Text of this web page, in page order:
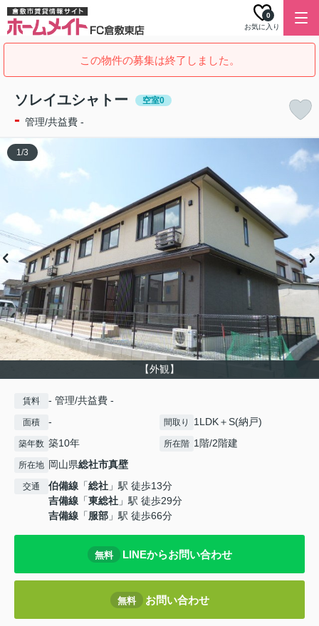
お気に入り
0
この物件の募集は終了しました。
ソレイユシャトー 空室0
- 管理/共益費 -
【外観】
1/3
賃料 - 管理/共益費 -
面積 - 間取り 1LDK＋S(納戸)
築年数 築10年 所在階 1階/2階建
所在地 岡山県総社市真壁
交通 伯備線 「総社 」駅 徒歩13分
吉備線 「東総社 」駅 徒歩29分
吉備線 「服部 」駅 徒歩66分
無料 LINEからお問い合わせ
無料 お問い合わせ